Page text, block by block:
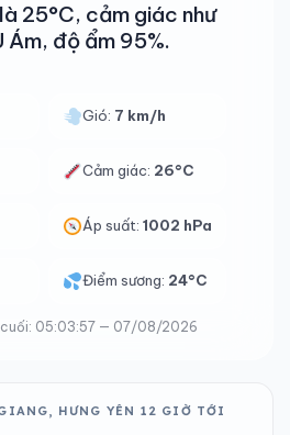
25°C, cảm giác như
Ám, độ ẩm 95%.
Gió: 7 km/h
Cảm giác: 26°C
Áp suất:1002 hPa
Điểm sương: 24°C
cuối: 05:03:57 — 07/08/2026
HƯNG YÊN 12 GIỜ TỚI